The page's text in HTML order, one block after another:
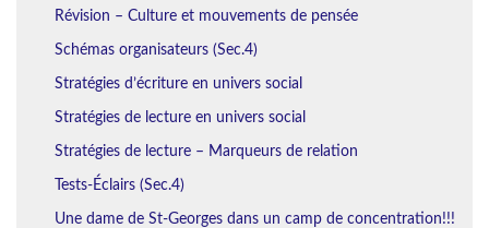
Révision – Culture et mouvements de pensée
Schémas organisateurs (Sec.4)
Stratégies d’écriture en univers social
Stratégies de lecture en univers social
Stratégies de lecture – Marqueurs de relation
Tests-Éclairs (Sec.4)
Une dame de St-Georges dans un camp de concentration!!!